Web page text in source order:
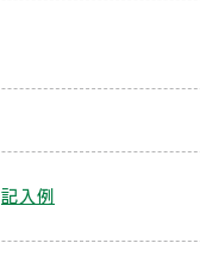
記入例